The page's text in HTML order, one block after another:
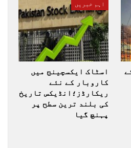
اہم خبریں
اسٹاک ایکسچینج میں
کاروبار کے نئے
ریکارڈز؛انڈیکس تاریخ
کی بلند ترین سطح پر
پہنچ گیا